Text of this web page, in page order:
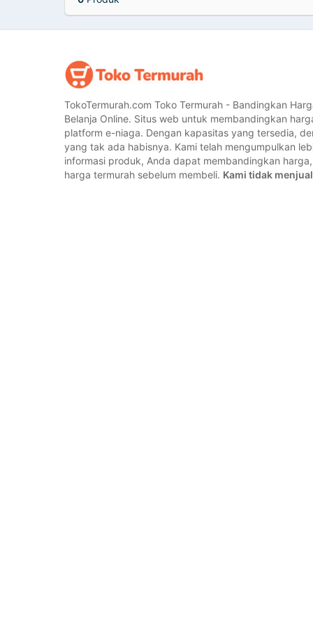
TokoTermurah.com Toko Termurah - Bandingkan
Belanja Online. Situs web untuk membandingkan
platform e-niaga. Dengan kapasitas yang tersedia,
yang tak ada habisnya. Kami telah mengumpulkan
informasi produk, Anda dapat membandingkan
harga termurah sebelum membeli. Kami tidak